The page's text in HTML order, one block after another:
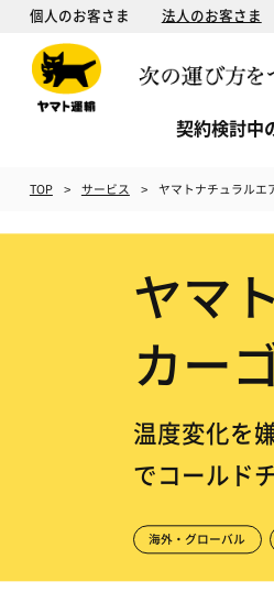
個人のお客さま 法人のお客さま
契約検討中
TOP サービス ヤマトナチュラルエ
ヤマ
カー
温度変化を
でコールド
海外・グローバル